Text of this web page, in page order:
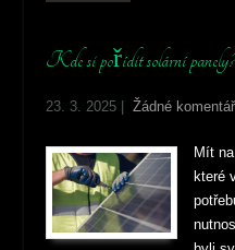
Kde si pořídit solární
23. 3. 2025 |Žádné
Mít
které